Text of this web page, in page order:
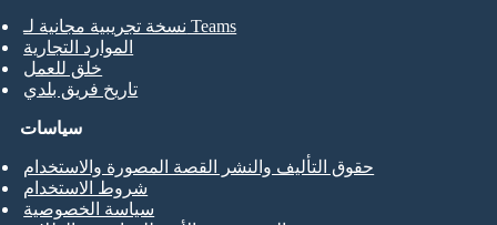
نسخة تجريبية مجانية لـ Teams
الموارد التجارية
خلق للعمل
تاريخ فريق بلدي
سياسات
حقوق التأليف والنشر القصة المصورة والاستخدام
شروط الاستخدام
سياسة الخصوصية